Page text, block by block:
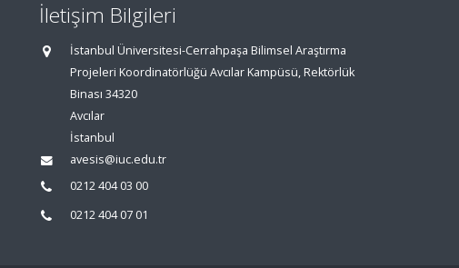
İletişim Bilgileri
İstanbul Üniversitesi-Cerrahpaşa Bilimsel Araştırma
Projeleri Koordinatörlüğü Avcılar Kampüsü, Rektörlük
Binası 34320
Avcılar
İstanbul
avesis@iuc.edu.tr
0212 404 03 00
0212 404 07 01